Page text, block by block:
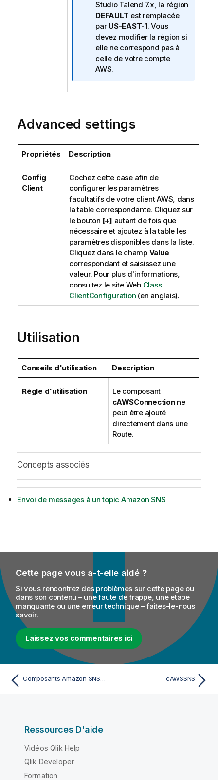
a
t
i
o
n
s
Studio Talend 7.x, la région
DEFAULT est remplacée
par US-EAST-1. Vous
devez modifier la région si
elle ne correspond pas à
celle de votre compte
AWS.
Advanced settings
Propriétés Description
Config
Client
Cochez cette case afin de
configurer les paramètres
facultatifs de votre client AWS, dans
la table correspondante. Cliquez sur
le bouton [+] autant de fois que
nécessaire et ajoutez à la table les
paramètres disponibles dans la liste.
Cliquez dans le champ Value
correspondant et saisissez une
valeur. Pour plus d'informations,
consultez le site Web Class
ClientConfiguration (en anglais).
Utilisation
Conseils d'utilisation Description
Règle d'utilisation
Le composant
cAWSConnectionne
peut être ajouté
directement dans une
Route.
Concepts associés
Envoi de messages à un topic Amazon SNS
Cette page vous a-t-elle aidé ?
Si vous rencontrez des problèmes sur cette page ou
dans son contenu – une faute de frappe, une étape
manquante ou une erreur technique – faites-le-nous
savoir.
Laissez vos commentaires ici
Composants Amazon SNS - Mediation cAWSSNS
Ressources D'aide
Vidéos Qlik Help
Qlik Developer
Formation